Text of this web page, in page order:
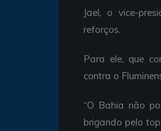
Jael, o vice-
reforços.
Para ele, que
contra o
“O Bahia não
brigando pelo